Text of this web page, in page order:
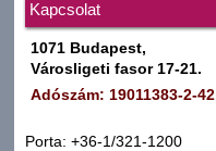
Kapcsolat
1071 Budapest,
Városligeti fasor 17-21.
Adószám: 19011383-2-42
Porta: +36-1/321-1200